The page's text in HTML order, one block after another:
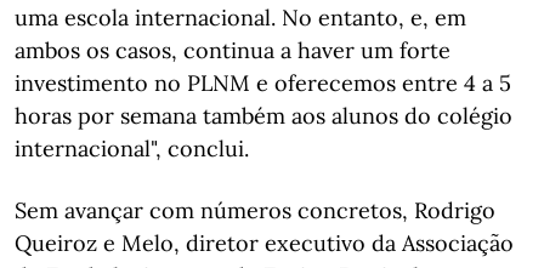
uma escola internacional. No entanto, e, em
ambos os casos, continua a haver um forte
investimento no PLNM e oferecemos entre 4 a 5
horas por semana também aos alunos do colégio
internacional", conclui.
Sem avançar com números concretos, Rodrigo
Queiroz e Melo, diretor executivo da Associação